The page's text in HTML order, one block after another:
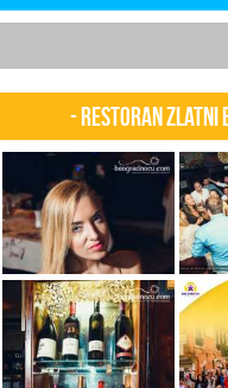
- Restoran Zlatni